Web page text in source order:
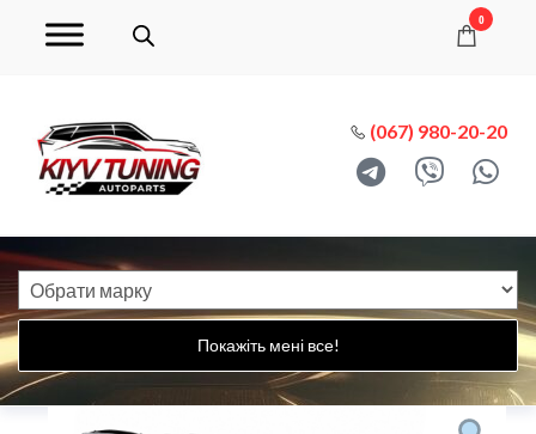
0
(067) 980-20-20
Покажіть мені все!